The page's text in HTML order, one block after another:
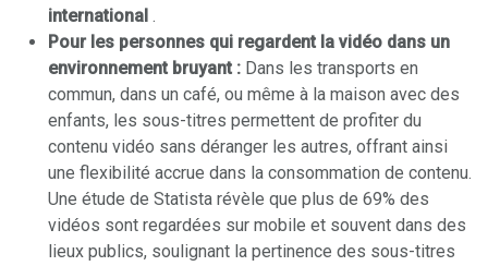
international .
Pour les personnes qui regardent la vidéo dans un
environnement bruyant : Dans les transports en
commun, dans un café, ou même à la maison avec des
enfants, les sous-titres permettent de profiter du
contenu vidéo sans déranger les autres, offrant ainsi
une flexibilité accrue dans la consommation de contenu.
Une étude de Statista révèle que plus de 69% des
vidéos sont regardées sur mobile et souvent dans des
lieux publics, soulignant la pertinence des sous-titres